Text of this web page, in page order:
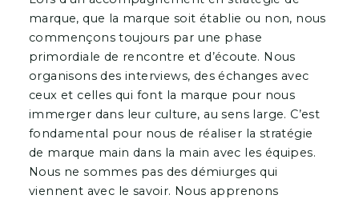
marque, que la marque soit établie ou non, nous
commençons toujours par une phase
primordiale de rencontre et d’écoute. Nous
organisons des interviews, des échanges avec
ceux et celles qui font la marque pour nous
immerger dans leur culture, au sens large. C’est
fondamental pour nous de réaliser la stratégie
de marque main dans la main avec les équipes.
Nous ne sommes pas des démiurges qui
viennent avec le savoir. Nous apprenons